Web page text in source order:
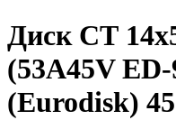
Диск СТ
(53A45V
(Eurodisk)